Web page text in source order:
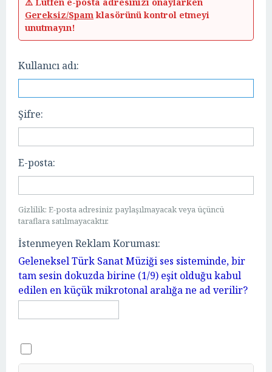
Gereksiz/Spamklasörünü kontrol etmeyi
unutmayın!
Kullanıcı adı:
Şifre:
E-posta:
Gizlilik: E-posta adresiniz paylaşılmayacak veya üçüncü
taraflara satılmayacaktır.
İstenmeyen Reklam Koruması:
Geleneksel Türk Sanat Müziği ses sisteminde, bir
tam sesin dokuzda birine (1/9) eşit olduğu kabul
edilen en küçük mikrotonal aralığa ne ad verilir?